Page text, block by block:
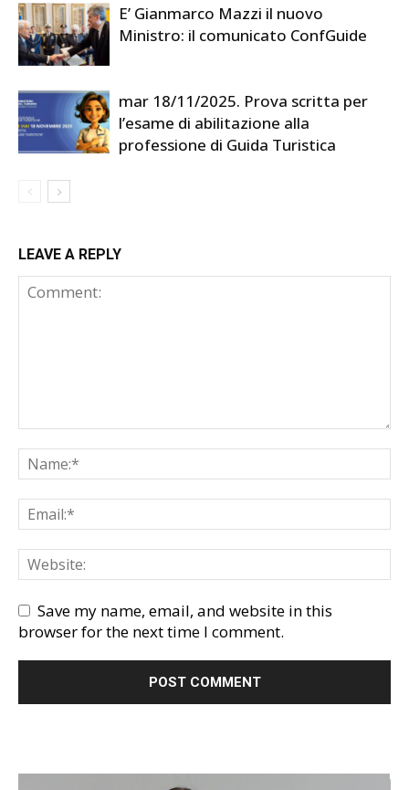
E’ Gianmarco Mazzi il nuovo
Ministro: il comunicato ConfGuide
mar 18/11/2025. Prova scritta per
l’esame di abilitazione alla
professione di Guida Turistica
LEAVE A REPLY
Save my name, email, and website in this
browser for the next time I comment.